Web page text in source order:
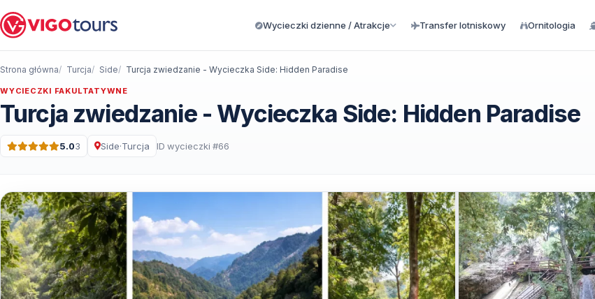
Wycieczki dzienne / Atrakcje Transfer lotniskowy Ornitologia
Strona główna Turcja Side Turcja zwiedzanie - Wycieczka Side: Hidden Paradise
WYCIECZKI FAKULTATYWNE
Turcja zwiedzanie - Wycieczka Side: Hidden Paradise
Ocena: 5.0 na 5 · 3 Recenzje
5.03 Side·Turcja ID wycieczki #66